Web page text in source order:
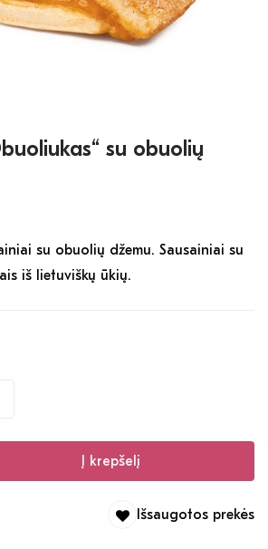
su obuolių
su obuolių džemu. Sausainiai su
iš lietuviškų ūkių.
Į krepšelį
Išsaugotos prekės